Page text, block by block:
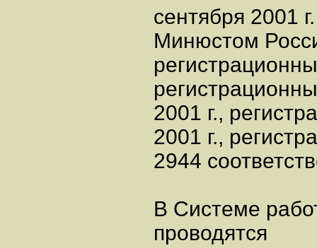
сентября 2001
Минюстом
2001 г.,
2001 г.,
2944
В Системе
проводятся